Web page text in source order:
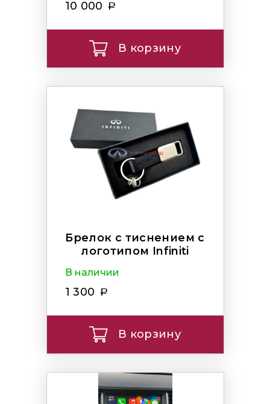
10 000
В корзину
Брелок с тиснением с
логотипом Infiniti
В наличии
1 300
В корзину